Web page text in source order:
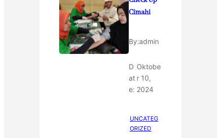
Cimahi
By:admin
D
at
e:
Oktobe
r 10,
2024
UNCATEG
ORIZED